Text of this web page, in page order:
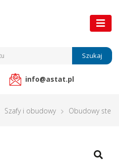
Szukaj
info@astat.pl
Szafy i obudowy Obudowy